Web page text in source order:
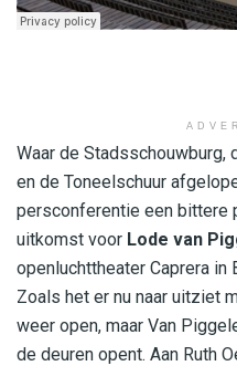
Waar de Stadsschouwburg,
en de Toneelschuur
persconferentie een bittere
uitkomst voor Lode van
openluchttheater Caprera in
Zoals het er nu naar uitziet
weer open, maar Van
de deuren opent. Aan Ruth